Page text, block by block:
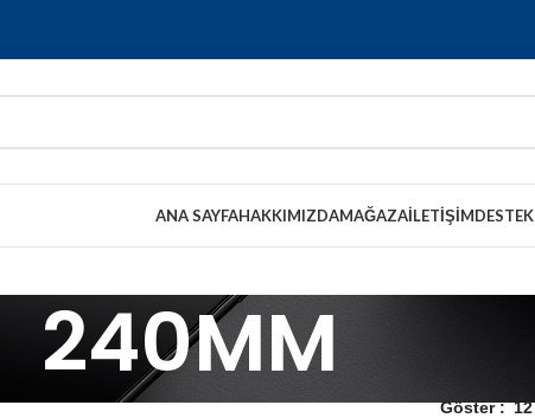
ANA SAYFAHAKKIMIZDAMAĞAZAİLETIŞIMDESTEK
240MM
Göster 12